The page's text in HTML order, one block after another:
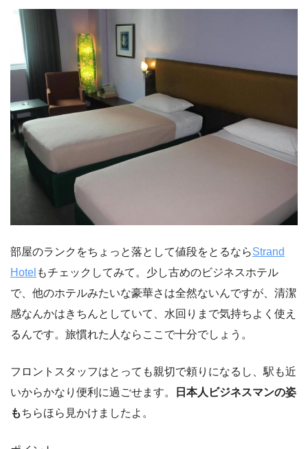
部屋のランクをちょっと落として値段をとるならStrand
Hotel もチェックしてみて。少し古めのビジネスホテル
で、他のホテルみたいな豪華さは全然ないんですが、清潔
感なんかはきちんとしていて、水回りまで気持ちよく使え
るんです。旅慣れた人ならここで十分でしょう。
フロントスタッフはとっても親切で頼りになるし、駅も近
いからかなり便利に過ごせます。
日本人ビジネスマンの姿
もちらほら見かけましたよ。